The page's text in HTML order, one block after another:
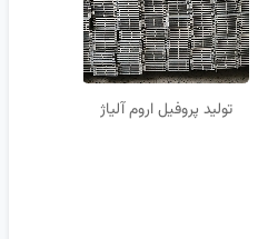
تولید پروفیل اروم آلیاژ